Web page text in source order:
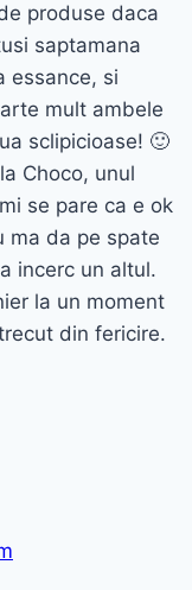
produse daca
saptamana
essance, si
mult ambele
sclipicioase! 🙂
Choco, unul
se pare ca e ok
ma da pe spate
incerc un altul.
la un moment
din fericire.